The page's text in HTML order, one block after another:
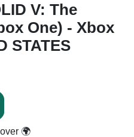
V: The
One) - Xbox
STATES
🌍